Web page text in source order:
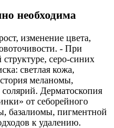
необходима
изменение цвета,
- При
серо-синих
светлая кожа,
меланомы,
Дерматоскопия
от себорейного
базалиомы, пигментной
к удалению.